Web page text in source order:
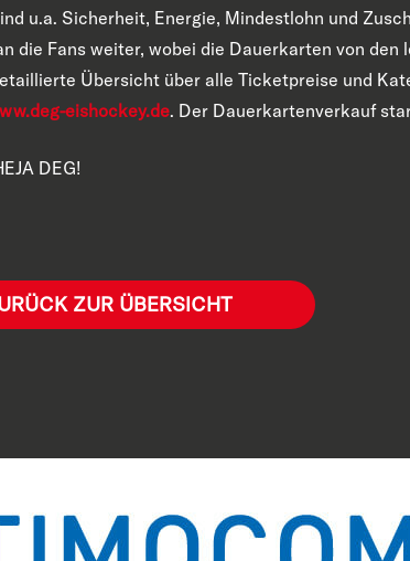
u.a. Sicherheit, Energie, Mindestlohn und
die Fans weiter, wobei die Dauerkarten von den
Übersicht über alle Ticketpreise und
eishockey.de. Der Dauerkartenverkauf
DEG!
ZUR ÜBERSICHT